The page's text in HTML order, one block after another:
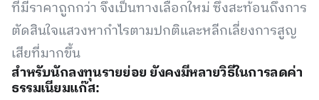
ที่มีราคาถูกกว่า จึงเป็นทางเลือกใหม่ ซึ่งสะท้อนถึงการ
ตัดสินใจแสวงหากำไรตามปกติและหลีกเลี่ยงการสูญ
เสียที่มากขึ้น
สำหรับนักลงทุนรายย่อย ยังคงมีหลายวิธีในการลดค่า
ธรรมเนียมแก๊ส: